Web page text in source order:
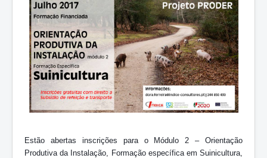
Loja
Contactos
Sócios
Estão abertas inscrições para o Módulo 2 – Orientação
Produtiva da Instalação, Formação específica em Suinicultura,